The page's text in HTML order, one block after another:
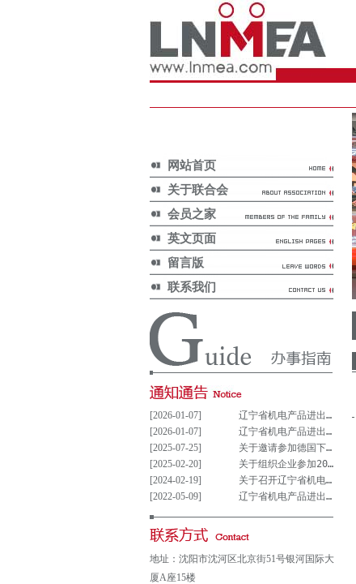
网站首页
关于联合会
会员之家
英文页面
留言版
联系我们
[2026-01-07]
辽宁省机电产品进出口企业联合会党支部参与重大事项决策管理制度(试行)
[2026-01-07]
辽宁省机电产品进出口企业联合会党组织参与决策重大事项清单(试行)
[2025-07-25]
关于邀请参加德国下萨克森州走进中德园活动暨德国汉诺威工业博览会说明会的通知
[2025-02-20]
关于组织企业参加2025年意大利博洛尼亚国际汽车保养、轮胎及维修展览会的通知
[2024-02-19]
关于召开辽宁省机电产品进出口企业 联合会第五届会员大会的通知
[2022-05-09]
辽宁省机电产品进出口企业联合会会费及其他收费公示表
地址：沈阳市沈河区北京街51号银河国际大
厦A座15楼